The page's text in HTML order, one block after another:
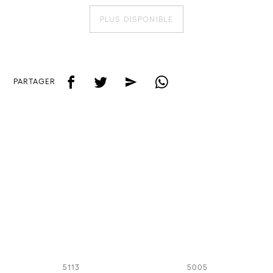
PLUS DISPONIBLE
PARTAGER f t e w
5113
5005